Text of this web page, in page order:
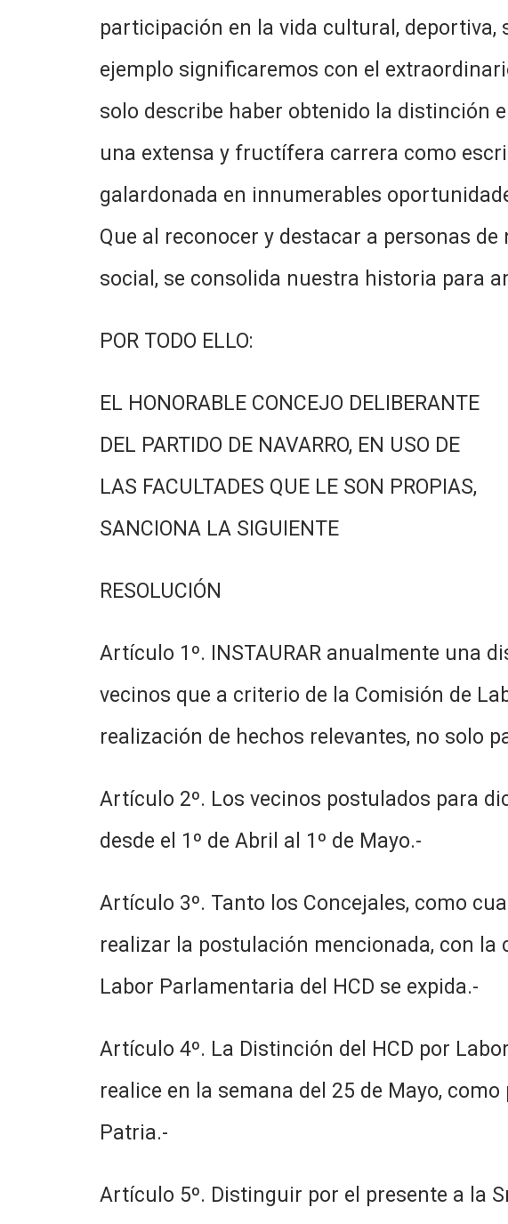
participación en la vida cultural, deportiva,
ejemplo significaremos con el
solo describe haber obtenido la distinción
una extensa y fructífera carrera como
galardonada en innumerables
Que al reconocer y destacar a personas
social, se consolida nuestra historia para
POR TODO ELLO:
EL HONORABLE CONCEJO DELIBERANTE
DEL PARTIDO DE NAVARRO, EN USO DE
LAS FACULTADES QUE LE SON PROPIAS,
SANCIONA LA SIGUIENTE
RESOLUCIÓN
Artículo 1º. INSTAURAR anualmente una
vecinos que a criterio de la Comisión de
realización de hechos relevantes, no solo
Artículo 2º. Los vecinos postulados para
desde el 1º de Abril al 1º de Mayo.-
Artículo 3º. Tanto los Concejales, como
realizar la postulación mencionada, con
Labor Parlamentaria del HCD se expida.-
Artículo 4º. La Distinción del HCD por
realice en la semana del 25 de Mayo,
Patria.-
Artículo 5º. Distinguir por el presente a la